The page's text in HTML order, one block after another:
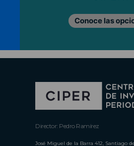
Conoce las
Director: Pedro Ramírez
José Miguel de la Barra 412, Santiago